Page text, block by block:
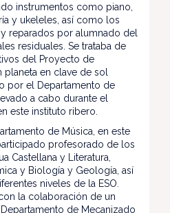
instrumentos como piano,
y ukeleles, así como los
reparados por alumnado del
residuales. Se trataba de
del Proyecto de
planeta en clave de sol
por el Departamento de
a cabo durante el
este instituto ribero.
de Música, en este
profesorado de los
Castellana y Literatura,
y Biología y Geología, así
niveles de la ESO.
la colaboración de un
de Mecanizado